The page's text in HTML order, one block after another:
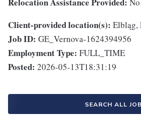
No
Client-provided location(s): Elbląg,
Job ID: GE_Vernova-1624394956
Employment Type: FULL_TIME
Posted: 2026-05-13T18:31:19
SEARCH ALL